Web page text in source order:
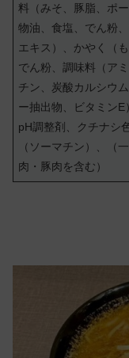
料（みそ、豚脂、ポ
物油、食塩、でん粉
エキス）、かやく（
でん粉、調味料（ア
チン、炭酸カルシウ
ー抽出物、ビタミンE
pH調整剤、クチナシ
（ソーマチン）、（
肉・豚肉を含む）